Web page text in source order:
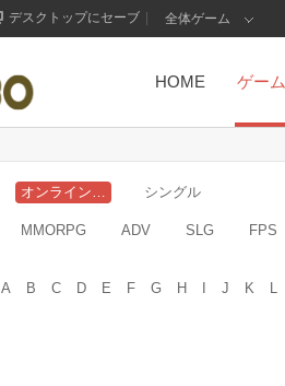
デスクトップにセーブ 全体ゲーム
HOME ゲーム
シングル
MMORPG ADV SLG FPS
A B C D E F G H I J K L